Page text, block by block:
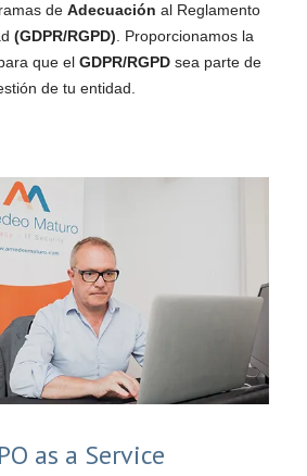
de Adecuación al Reglamento
(GDPR/RGPD). Proporcionamos la
que el GDPR/RGPD sea parte de
de tu entidad.
as a Service